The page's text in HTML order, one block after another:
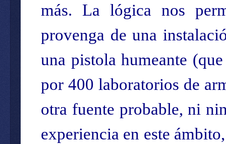
más. La lógica nos
provenga de una
una pistola humeante
por 400 laboratorios de
otra fuente probable, ni
experiencia en este